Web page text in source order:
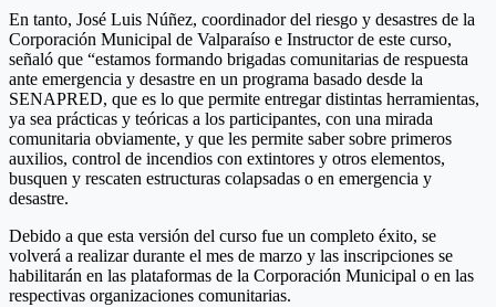
En tanto, José Luis Núñez, coordinador del riesgo y desastres de la
Corporación Municipal de Valparaíso e Instructor de este curso,
señaló que “estamos formando brigadas comunitarias de respuesta
ante emergencia y desastre en un programa basado desde la
SENAPRED, que es lo que permite entregar distintas herramientas,
ya sea prácticas y teóricas a los participantes, con una mirada
comunitaria obviamente, y que les permite saber sobre primeros
auxilios, control de incendios con extintores y otros elementos,
busquen y rescaten estructuras colapsadas o en emergencia y
desastre.
Debido a que esta versión del curso fue un completo éxito, se
volverá a realizar durante el mes de marzo y las inscripciones se
habilitarán en las plataformas de la Corporación Municipal o en las
respectivas organizaciones comunitarias.